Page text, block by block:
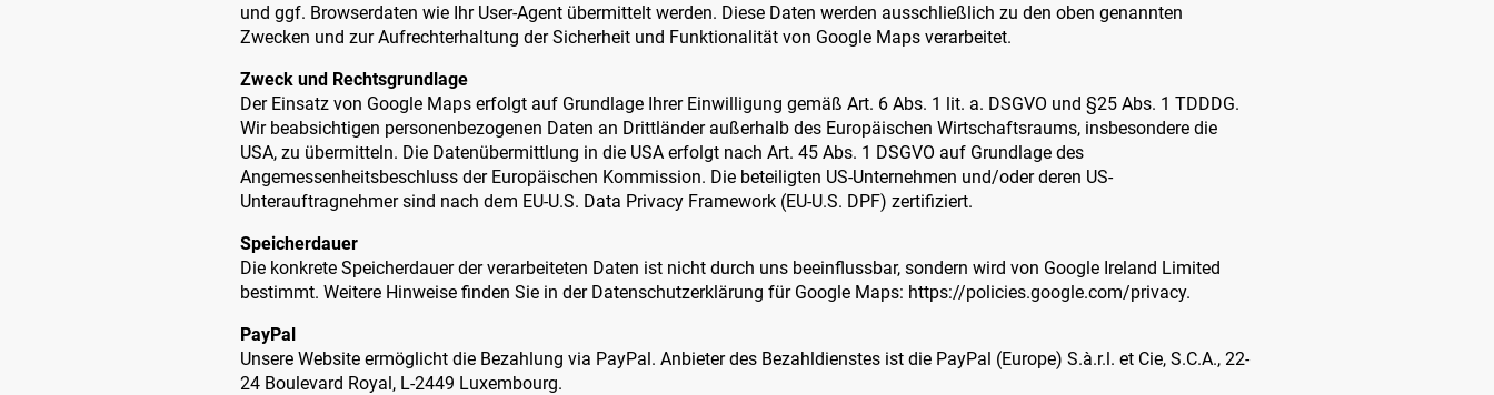
und ggf. Browserdaten wie Ihr User-Agent übermittelt werden. Diese Daten werden ausschließlich zu den oben genannten
Zwecken und zur Aufrechterhaltung der Sicherheit und Funktionalität von Google Maps verarbeitet.
Zweck und Rechtsgrundlage
Der Einsatz von Google Maps erfolgt auf Grundlage Ihrer Einwilligung gemäß Art. 6 Abs. 1 lit. a. DSGVO und §25 Abs. 1 TDDDG.
Wir beabsichtigen personenbezogenen Daten an Drittländer außerhalb des Europäischen Wirtschaftsraums, insbesondere die
USA, zu übermitteln. Die Datenübermittlung in die USA erfolgt nach Art. 45 Abs. 1 DSGVO auf Grundlage des
Angemessenheitsbeschluss der Europäischen Kommission. Die beteiligten US-Unternehmen und/oder deren US-
Unterauftragnehmer sind nach dem EU-U.S. Data Privacy Framework (EU-U.S. DPF) zertifiziert.
Speicherdauer
Die konkrete Speicherdauer der verarbeiteten Daten ist nicht durch uns beeinflussbar, sondern wird von Google Ireland Limited
bestimmt. Weitere Hinweise finden Sie in der Datenschutzerklärung für Google Maps: https://policies.google.com/privacy.
PayPal
Unsere Website ermöglicht die Bezahlung via PayPal. Anbieter des Bezahldienstes ist die PayPal (Europe) S.à.r.l. et Cie, S.C.A., 22-
24 Boulevard Royal, L-2449 Luxembourg.